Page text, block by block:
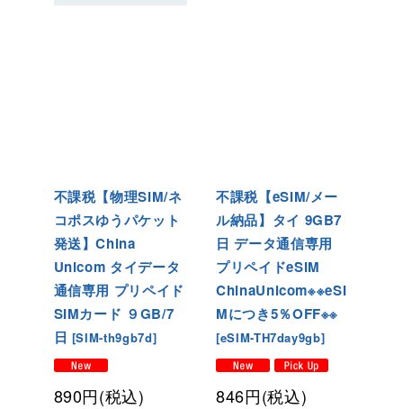
不課税【物理SIM/ネ
コポスゆうパケット
発送】China
Unicom タイデータ
通信専用 プリペイド
SIMカード ９GB/7
日 [SIM-th9gb7d]
890円(税込)
不課税【eSIM/メー
ル納品】タイ 9GB7
日 データ通信専用
プリペイドeSIM
ChinaUnicom※※eSI
Mにつき5％OFF※※
[eSIM-TH7day9gb]
846円(税込)